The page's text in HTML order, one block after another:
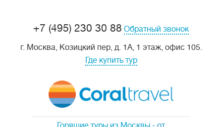
+7 (495) 230 30 88 Обратный звонок
г. Москва, Козицкий пер, д. 1А, 1 этаж, офис 105.
Где купить тур